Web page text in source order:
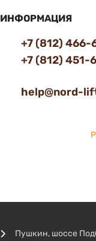
ИНФОРМАЦИЯ
+7 (812) 466-
+7 (812) 451-
help@nord-
Пушкин, шоссе